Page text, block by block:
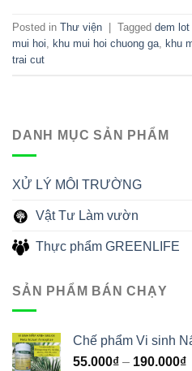
Posted in Thư viện Tagged dem lot
mui hoi, khu mui hoi chuong ga, khu
trai cut
DANH MỤC SẢN PHẨM
XỬ LÝ MÔI TRƯỜNG
Vật Tư Làm vườn
Thực phẩm GREENLIFE
SẢN PHẨM BÁN CHẠY
Chế phẩm Vi sinh
55.000₫ – 190.000₫